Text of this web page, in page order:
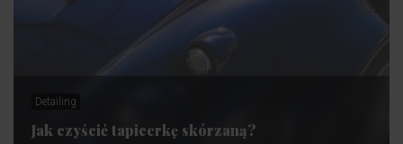
Detailing
Jak czyścić tapicerkę skórzaną?